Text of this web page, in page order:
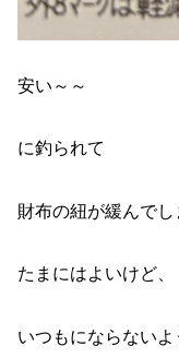
安い～～
に釣られて
財布の紐が緩んで
たまにはよいけど、
いつもにならない